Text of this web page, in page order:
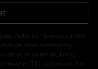
Nelze kombinovat s jinými
bude sleva automaticky
se na média, knihy,
(Till) Lindemann, Die